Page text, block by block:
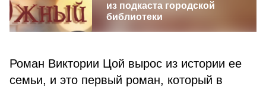
из подкаста городской
библиотеки
Роман Виктории Цой вырос из истории ее
семьи, и это первый роман, который в